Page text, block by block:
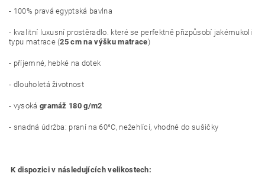
- 100% pravá egyptská bavlna
- kvalitní luxusní prostěradlo. které se perfektně přizpůsobí jakémukoli
typu matrace (25 cm na výšku matrace)
- příjemné, hebké na dotek
- dlouholetá životnost
- vysoká gramáž 180 g/m2
- snadná údržba: praní na 60°C, nežehlící, vhodné do sušičky
K dispozici v následujících velikostech: